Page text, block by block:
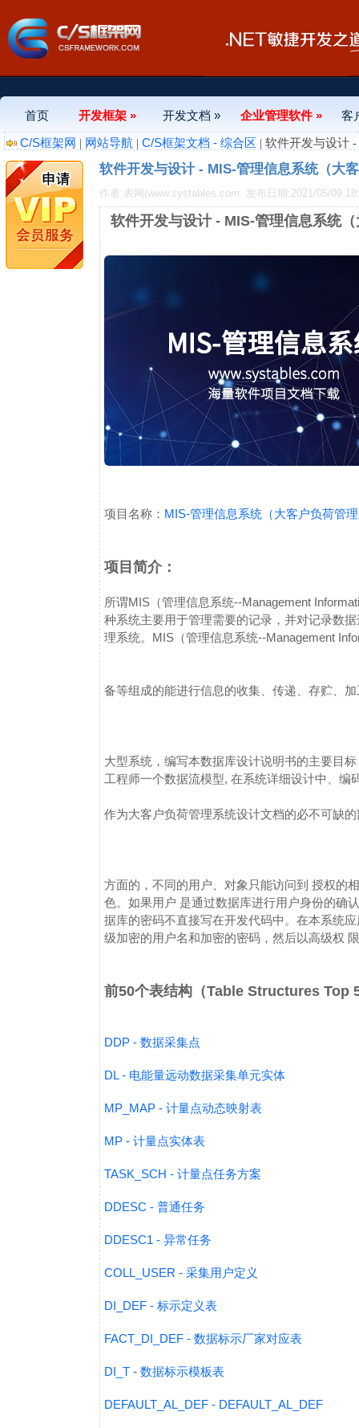
首页 开发框架 » 开发文档 » 企业管理软件 »
客
C/S框架网 | 网站导航 | C/S框架文档 - 综合区 | 软件开发与设计
软件开发与设计 - MIS-管理信息系统（大
作者:表网(www.systables.com 发布日期:2021/05/09
软件开发与设计 - MIS-管理信息系统
项目名称： MIS-管理信息系统（大客户负荷管
项目简介：
所谓MIS（管理信息系统--Management
种系统主要用于管理需要的记录，并对记录数
理系统。 MIS（管理信息系统--Management
备等组成的能进行信息的收集、传递、存贮、
大型系统，编写本数据库设计说明书的主要目
工程师一个数据流模型, 在系统详细设计中、编
作为大客户负荷管理系统设计文档的必不可缺
方面的，不同的用户、对象只能访问到 授权的
色。如果用户 是通过数据库进行用户身份的确
据库的密码不直接写在开发代码中。在本系统
级加密的用户名和加密的密码，然后以高级权
前50个表结构（Table Structures Top
DDP - 数据采集点
DL - 电能量远动数据采集单元实体
MP_MAP - 计量点动态映射表
MP - 计量点实体表
TASK_SCH - 计量点任务方案
DDESC - 普通任务
DDESC1 - 异常任务
COLL_USER - 采集用户定义
DI_DEF - 标示定义表
FACT_DI_DEF - 数据标示厂家对应表
DI_T - 数据标示模板表
DEFAULT_AL_DEF - DEFAULT_AL_DEF